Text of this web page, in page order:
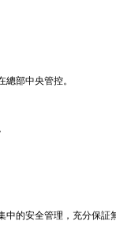
部中央管控。
中的安全管理，充分保証